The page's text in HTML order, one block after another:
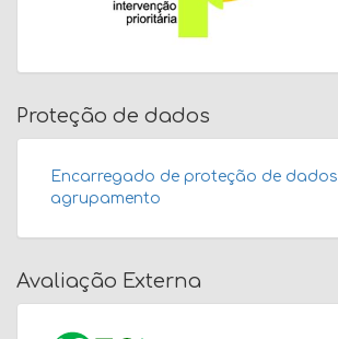
Proteção de dados
Encarregado de proteção de
agrupamento
Avaliação Externa